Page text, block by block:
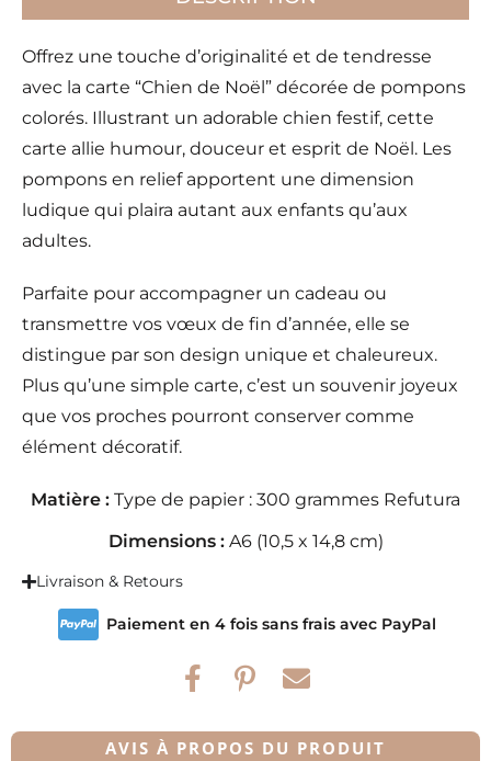
Offrez une touche d’originalité et de tendresse
avec la carte “Chien de Noël” décorée de pompons
colorés. Illustrant un adorable chien festif, cette
carte allie humour, douceur et esprit de Noël. Les
pompons en relief apportent une dimension
ludique qui plaira autant aux enfants qu’aux
adultes.
Parfaite pour accompagner un cadeau ou
transmettre vos vœux de fin d’année, elle se
distingue par son design unique et chaleureux.
Plus qu’une simple carte, c’est un souvenir joyeux
que vos proches pourront conserver comme
élément décoratif.
Matière : Type de papier : 300 grammes Refutura
Dimensions :A6 (10,5 x 14,8 cm)
Livraison & Retours
Paiement en 4 fois sans frais avec PayPal
AVIS À PROPOS DU PRODUIT